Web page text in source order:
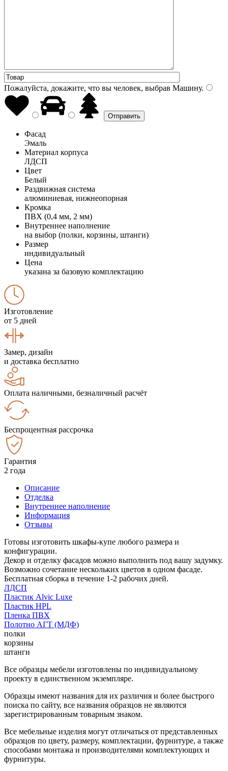
Пожалуйста, докажите, что вы человек, выбрав Машину.
Фасад
Эмаль
Материал корпуса
ЛДСП
Цвет
Белый
Раздвижная система
алюминиевая, нижнеопорная
Кромка
ПВХ (0,4 мм, 2 мм)
Внутреннее наполнение
на выбор (полки, корзины, штанги)
Размер
индивидуальный
Цена
указана за базовую комплектацию
Изготовление
от 5 дней
Замер, дизайн
и доставка бесплатно
Оплата наличными, безналичный расчёт
Беспроцентная рассрочка
Гарантия
2 года
Описание
Отделка
Внутреннее наполнение
Информация
Отзывы
Готовы изготовить шкафы-купе любого размера и
конфигурации.
Декор и отделку фасадов можно выполнить под вашу задумку.
Возможно сочетание нескольких цветов в одном фасаде.
Бесплатная сборка в течение 1-2 рабочих дней.
ЛДСП
Пластик Alvic Luxe
Пластик HPL
Пленка ПВХ
Полотно АГТ (МДФ)
полки
корзины
штанги
Все образцы мебели изготовлены по индивидуальному
проекту в единственном экземпляре.
Образцы имеют названия для их различия и более быстрого
поиска по сайту, все названия образцов не являются
зарегистрированным товарным знаком.
Все мебельные изделия могут отличаться от представленных
образцов по цвету, размеру, комплектации, фурнитуре, а также
способами монтажа и производителями комплектующих и
фурнитуры.